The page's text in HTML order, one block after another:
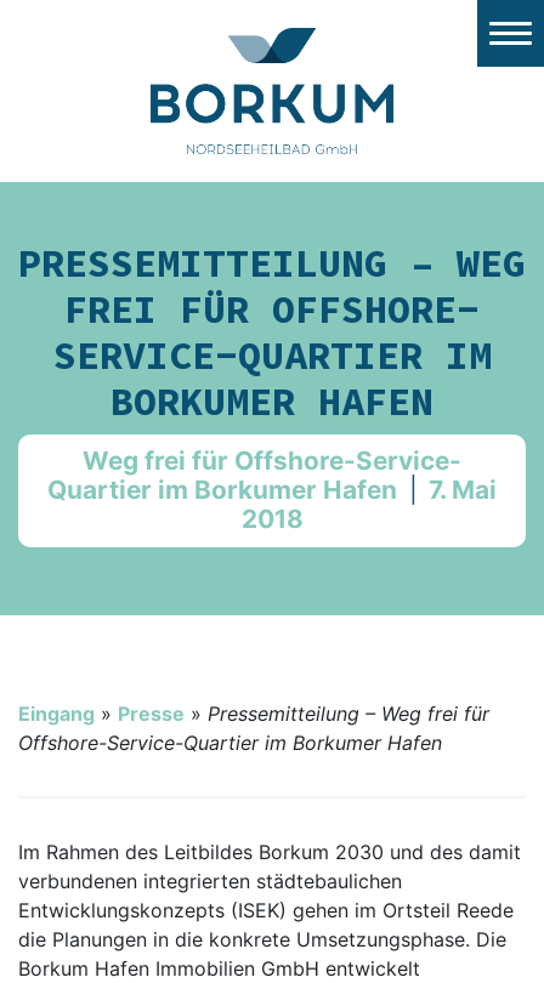
Stadtwerke Borkum
Nordsee Windport
Flugplatz
Gezeitenland
Nordsee Aquarium
Stellenangebote/Ausbildung
Ausschreibungen
Stadt Borkum
PRESSEMITTEILUNG – WEG
FREI FÜR OFFSHORE-
SERVICE-QUARTIER IM
BORKUMER HAFEN
Weg frei für Offshore-Service-
Quartier im Borkumer Hafen
7. Mai
2018
Eingang » Presse » Pressemitteilung – Weg frei für
Offshore-Service-Quartier im Borkumer Hafen
Im Rahmen des Leitbildes Borkum 2030 und des damit
verbundenen integrierten städtebaulichen
Entwicklungskonzepts (ISEK) gehen im Ortsteil Reede
die Planungen in die konkrete Umsetzungsphase. Die
Borkum Hafen Immobilien GmbH entwickelt